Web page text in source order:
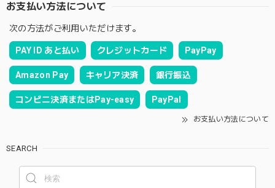
お支払い方法について
次の方法がご利用いただけます。
PAY ID あと払い クレジットカード PayPay
Amazon Pay キャリア決済 銀行振込
コンビニ決済またはPay-easy PayPal
お支払い方法について
SEARCH